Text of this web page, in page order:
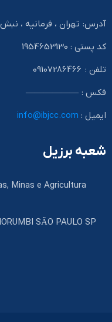
آدرس: تهران ، فرمانیه ،
کد پستی : 1954653130
تلفن : 09107286466
فکس : ——————
ایمیل : info@ibjcc.com
شعبه برزیل
Minas e Agricultura
SÃO PAULO SP